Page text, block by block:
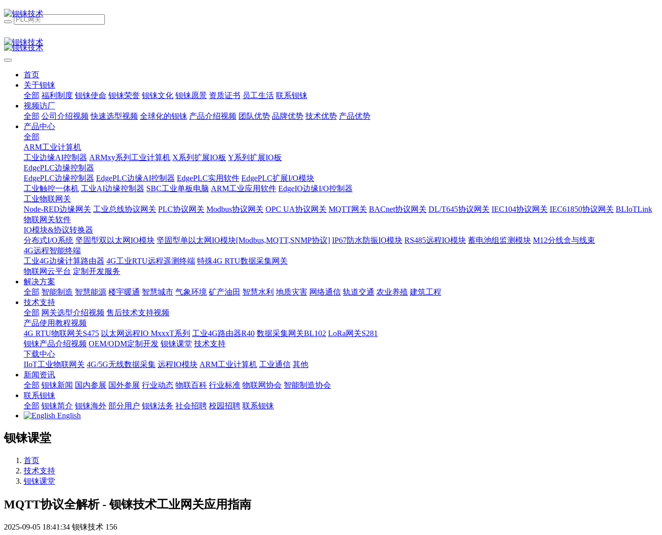
首页
关于钡铼
全部 福利制度 钡铼使命 钡铼荣誉 钡铼文化 钡铼愿景 资质证书 员工生活 联系钡铼
视频访厂
全部 公司介绍视频 快速选型视频 全球化的钡铼 产品介绍视频 团队优势 品牌优势 技术优势 产品优势
产品中心
全部
ARM工业计算机
工业边缘AI控制器 ARMxy系列工业计算机 X系列扩展IO板 Y系列扩展IO板
EdgePLC边缘控制器
EdgePLC边缘控制器 EdgePLC边缘AI控制器 EdgePLC实用软件 EdgePLC扩展I/O模块
工业触控一体机 工业AI边缘控制器 SBC工业单板电脑 ARM工业应用软件 EdgeIO边缘I/O控制器
工业物联网关
Node-RED边缘网关 工业总线协议网关 PLC协议网关 Modbus协议网关 OPC UA协议网关 MQTT网关 BACnet协议网关 DL/T645协议网关 IEC104协议网关 IEC61850协议网关 BLIoTLink
物联网关软件
IO模块&协议转换器
分布式I/O系统 坚固型双以太网IO模块 坚固型单以太网IO模块[Modbus,MQTT,SNMP协议] IP67防水防振IO模块 RS485远程IO模块 蓄电池组监测模块 M12分线盒与线束
4G远程智能终端
工业4G边缘计算路由器 4G工业RTU远程遥测终端 特殊4G RTU数据采集网关
物联网云平台 定制开发服务
解决方案
全部 智能制造 智慧能源 楼宇暖通 智慧城市 气象环境 矿产油田 智慧水利 地质灾害 网络通信 轨道交通 农业养殖 建筑工程
技术支持
全部 网关选型介绍视频 售后技术支持视频
产品使用教程视频
4G RTU物联网关S475 以太网远程IO MxxxT系列 工业4G路由器R40 数据采集网关BL102 LoRa网关S281
钡铼产品介绍视频 OEM/ODM定制开发 钡铼课堂 技术支持
下载中心
IIoT工业物联网关 4G/5G无线数据采集 远程IO模块 ARM工业计算机 工业通信 其他
新闻资讯
全部 钡铼新闻 国内参展 国外参展 行业动态 物联百科 行业标准 物联网协会 智能制造协会
联系钡铼
全部 钡铼简介 钡铼海外 部分用户 钡铼法务 社会招聘 校园招聘 联系钡铼
English
钡铼课堂
首页
技术支持
钡铼课堂
MQTT协议全解析 - 钡铼技术工业网关应用指南
2025-09-05 18:41:34 钡铼技术 156